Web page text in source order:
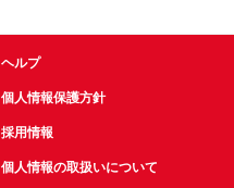
ヘルプ
個人情報保護方針
採用情報
個人情報の取扱いについて